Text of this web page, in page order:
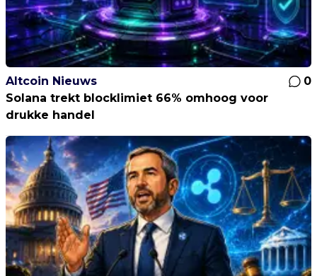
Altcoin Nieuws
0
Solana trekt blocklimiet 66% omhoog voor
drukke handel